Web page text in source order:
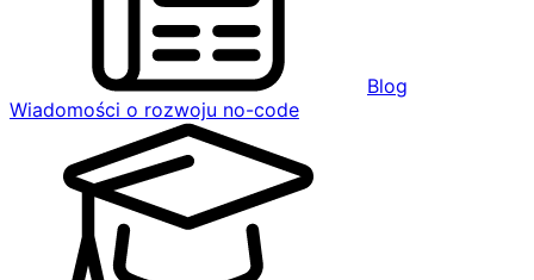
Blog
Wiadomości o rozwoju no-code